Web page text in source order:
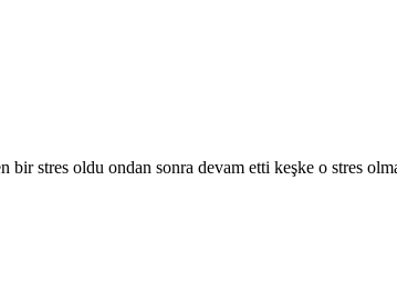
stres oldu ondan sonra devam etti keşke o stres